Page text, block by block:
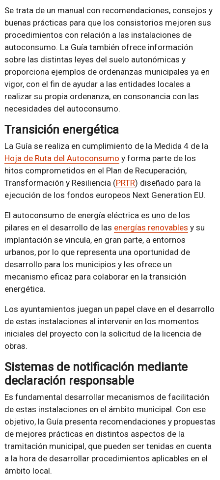
Se trata de un manual con recomendaciones, consejos y
buenas prácticas para que los consistorios mejoren sus
procedimientos con relación a las instalaciones de
autoconsumo. La Guía también ofrece información
sobre las distintas leyes del suelo autonómicas y
proporciona ejemplos de ordenanzas municipales ya en
vigor, con el fin de ayudar a las entidades locales a
realizar su propia ordenanza, en consonancia con las
necesidades del autoconsumo.
Transición energética
La Guía se realiza en cumplimiento de la Medida 4 de la
Hoja de Ruta del Autoconsumo y forma parte de los
hitos comprometidos en el Plan de Recuperación,
Transformación y Resiliencia (PRTR) diseñado para la
ejecución de los fondos europeos Next Generation EU.
El autoconsumo de energía eléctrica es uno de los
pilares en el desarrollo de las energías renovables y su
implantación se vincula, en gran parte, a entornos
urbanos, por lo que representa una oportunidad de
desarrollo para los municipios y les ofrece un
mecanismo eficaz para colaborar en la transición
energética.
Los ayuntamientos juegan un papel clave en el desarrollo
de estas instalaciones al intervenir en los momentos
iniciales del proyecto con la solicitud de la licencia de
obras.
Sistemas de notificación mediante
declaración responsable
Es fundamental desarrollar mecanismos de facilitación
de estas instalaciones en el ámbito municipal. Con ese
objetivo, la Guía presenta recomendaciones y propuestas
de mejores prácticas en distintos aspectos de la
tramitación municipal, que pueden ser tenidas en cuenta
a la hora de desarrollar procedimientos aplicables en el
ámbito local.